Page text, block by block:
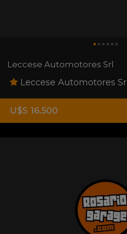
Leccese Automotores Srl
Leccese Automotores Srl
U$S 16.500